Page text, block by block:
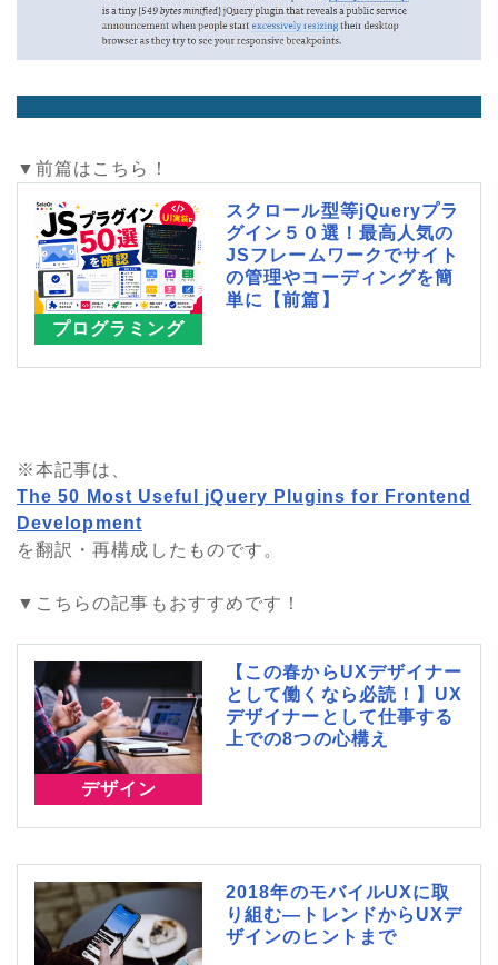
▼前篇はこちら！
プログラミング
スクロール型等jQueryプラ
グイン５０選！最高人気の
JSフレームワークでサイト
の管理やコーディングを簡
単に【前篇】
※本記事は、
The 50 Most Useful jQuery Plugins for Frontend
Development
を翻訳・再構成したものです。
▼こちらの記事もおすすめです！
デザイン
【この春からUXデザイナー
として働くなら必読！】UX
デザイナーとして仕事する
上での8つの心構え
2018年のモバイルUXに取
り組む―トレンドからUXデ
ザインのヒントまで